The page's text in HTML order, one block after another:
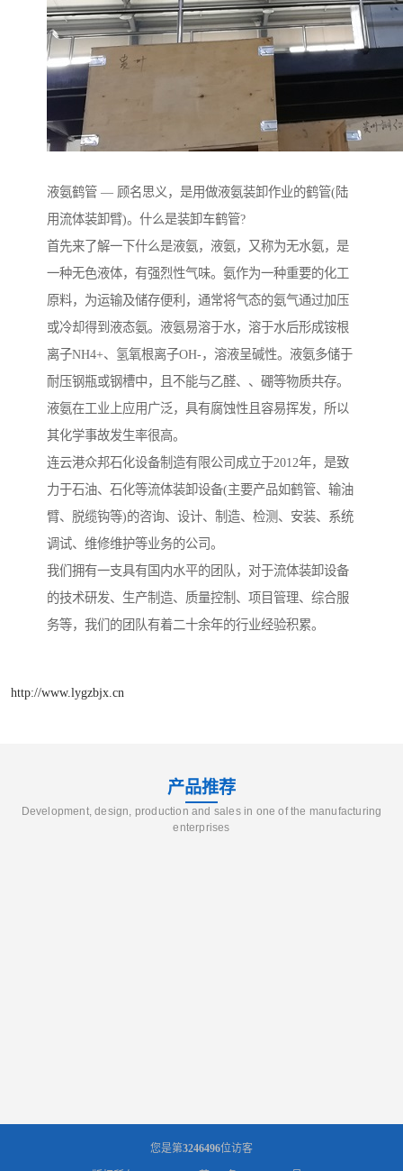
液氨鹤管 — 顾名思义，是用做液氨装卸作业的鹤管(陆
用流体装卸臂)。什么是装卸车鹤管?
首先来了解一下什么是液氨，液氨，又称为无水氨，是
一种无色液体，有强烈性气味。氨作为一种重要的化工
原料，为运输及储存便利，通常将气态的氨气通过加压
或冷却得到液态氨。液氨易溶于水，溶于水后形成铵根
离子NH4+、氢氧根离子OH-，溶液呈碱性。液氨多储于
耐压钢瓶或钢槽中，且不能与乙醛、、硼等物质共存。
液氨在工业上应用广泛，具有腐蚀性且容易挥发，所以
其化学事故发生率很高。
连云港众邦石化设备制造有限公司成立于2012年，是致
力于石油、石化等流体装卸设备(主要产品如鹤管、输油
臂、脱缆钩等)的咨询、设计、制造、检测、安装、系统
调试、维修维护等业务的公司。
我们拥有一支具有国内水平的团队，对于流体装卸设备
的技术研发、生产制造、质量控制、项目管理、综合服
务等，我们的团队有着二十余年的行业经验积累。
http://www.lygzbjx.cn
产品推荐
Development, design, production and sales in one of the manufacturing
enterprises
您是第3246496位访客